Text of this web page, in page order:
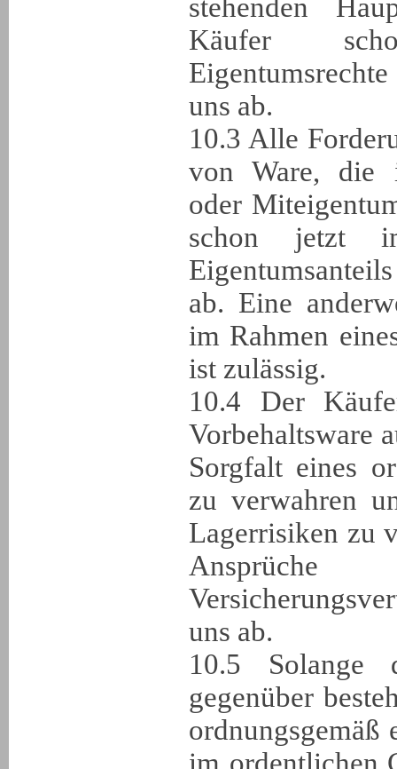
stehenden
Käufer
uns ab.
10.3 Alle
von Ware, die
oder
schon jetzt
ab. Eine
im Rahmen
ist zulässig.
10.4 Der
Vorbehaltsware
Sorgfalt eines
zu verwahren
Lagerrisiken zu
uns ab.
10.5
gegenüber